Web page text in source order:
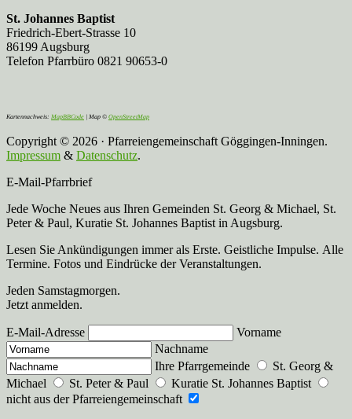
St. Johannes Baptist
Friedrich-Ebert-Strasse 10
86199 Augsburg
Telefon Pfarrbüro 0821 90653-0
Kartennachweis: MapBBCode | Map © OpenStreetMap
Copyright © 2026 · Pfarreiengemeinschaft Göggingen-Inningen.
Impressum & Datenschutz.
E-Mail-Pfarrbrief
Jede Woche Neues aus Ihren Gemeinden St. Georg & Michael, St.
Peter & Paul, Kuratie St. Johannes Baptist in Augsburg.
Lesen Sie Ankündigungen immer als Erste. Geistliche Impulse. Alle
Termine. Fotos und Eindrücke der Veranstaltungen.
Jeden Samstagmorgen.
Jetzt anmelden.
E-Mail-Adresse
Vorname
Nachname
Ihre Pfarrgemeinde
St. Georg &
Michael
St. Peter & Paul
Kuratie St. Johannes Baptist
nicht aus der Pfarreiengemeinschaft